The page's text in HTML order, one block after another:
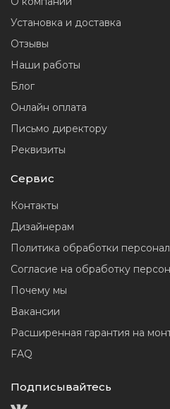
Установка и доставка
Отзывы
Наши работы
Блог
Онлайн оплата
Письмо директору
Реквизиты
Сервис
Контакты
Дизайнерам
Политика обработки
Согласие на обработку
Почему мы
Вакансии
Расширенная гарантия на
FAQ
Подписывайтесь